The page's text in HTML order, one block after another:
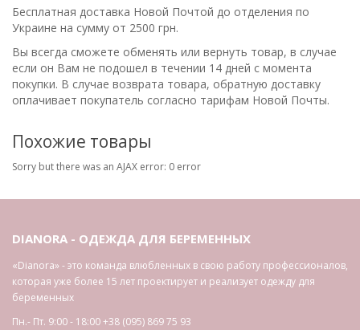
Бесплатная доставка Новой Почтой до отделения по
Украине на сумму от 2500 грн.
Вы всегда сможете обменять или вернуть товар, в случае
если он Вам не подошел в течении 14 дней с момента
покупки. В случае возврата товара, обратную доставку
оплачивает покупатель согласно тарифам Новой Почты.
Похожие товары
Sorry but there was an AJAX error: 0 error
DIANORA - ОДЕЖДА ДЛЯ БЕРЕМЕННЫХ
«Dianora» - это команда влюбленных в свою работу профессионалов,
которая уже более 15 лет проектирует и реализует одежду для
беременных
Пн.- Пт. 9:00 - 18:00+38 (095) 869 75 93